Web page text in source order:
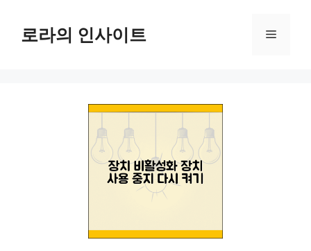
로라의 인사이트 메